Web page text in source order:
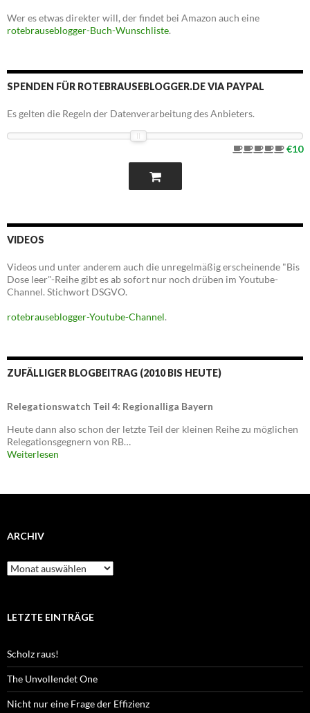
Wer es etwas direkter will, der findet bei Amazon auch eine
rotebrauseblogger-Buch-Wunschliste.
SPENDEN FÜR ROTEBRAUSEBLOGGER.DE VIA PAYPAL
Es gelten die Regeln der Datenverarbeitung des Anbieters.
€10
VIDEOS
Videos und unter anderem auch die unregelmäßig erscheinende "Bis
Dose leer"-Reihe gibt es ab sofort nur noch drüben im Youtube-
Channel. Stichwort DSGVO.
rotebrauseblogger-Youtube-Channel.
ZUFÄLLIGER BLOGBEITRAG (2010 BIS HEUTE)
Relegationswatch Teil 4: Regionalliga Bayern
Heute dann also schon der letzte Teil der kleinen Reihe zu möglichen
Relegationsgegnern von RB…
Weiterlesen
ARCHIV
Archiv
LETZTE EINTRÄGE
Scholz raus!
The Unvollendet One
Nicht nur eine Frage der Effizienz